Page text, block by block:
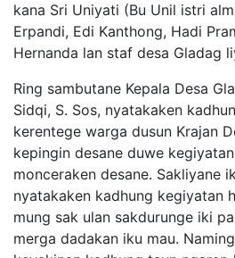
kana Sri Uniyati (Bu Unil istri
Erpandi, Edi Kanthong, Hadi
Hernanda lan staf desa Gladag
Ring sambutane Kepala Desa
Sidqi, S. Sos, nyatakaken
kerentege warga dusun Krajan
kepingin desane duwe
monceraken desane. Sakliyane
nyatakaken kadhung kegiyatan
mung sak ulan sakdurunge iki
merga dadakan iku mau.